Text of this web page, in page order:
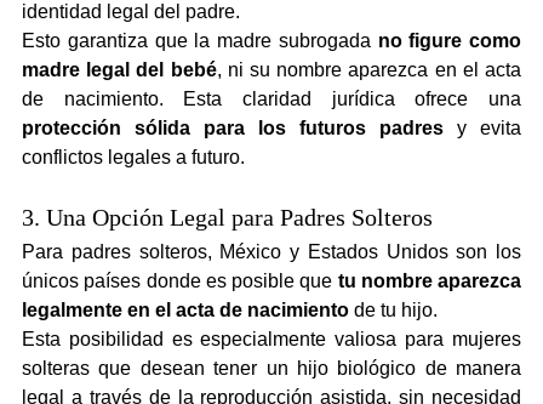
identidad legal del padre.
Esto garantiza que la madre subrogada no figure como
madre legal del bebé, ni su nombre aparezca en el acta
protección sólida para los futuros padres y evita
conflictos legales a futuro.
3. Una Opción Legal para Padres Solteros
Para padres solteros, México y Estados Unidos son los
únicos países donde es posible que tu nombre aparezca
legalmente en el acta de nacimiento de tu hijo.
Esta posibilidad es especialmente valiosa para mujeres
solteras que desean tener un hijo biológico de manera
legal a través de la reproducción asistida, sin necesidad